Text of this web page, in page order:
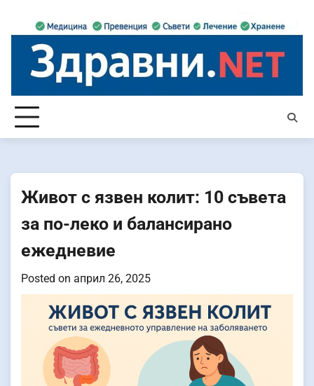
content
Живот с язвен колит: 10 съвета
за по-леко и балансирано
ежедневие
Posted on април 26, 2025